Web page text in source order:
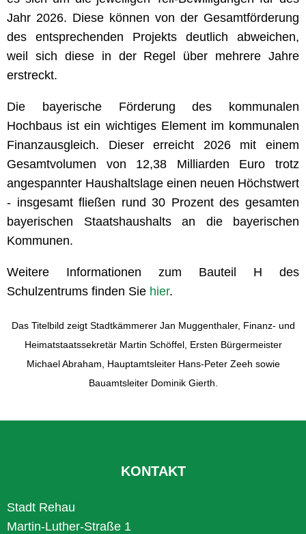
Jahr 2026. Diese können von der Gesamtförderung
des entsprechenden Projekts deutlich abweichen,
weil sich diese in der Regel über mehrere Jahre
erstreckt.
Die bayerische Förderung des kommunalen
Hochbaus ist ein wichtiges Element im kommunalen
Finanzausgleich. Dieser erreicht 2026 mit einem
Gesamtvolumen von 12,38 Milliarden Euro trotz
angespannter Haushaltslage einen neuen Höchstwert
- insgesamt fließen rund 30 Prozent des gesamten
bayerischen Staatshaushalts an die bayerischen
Kommunen.
Weitere Informationen zum Bauteil H des
Schulzentrums finden Sie hier.
Das Titelbild zeigt Stadtkämmerer Jan Muggenthaler, Finanz- und
Heimatstaatssekretär Martin Schöffel, Ersten Bürgermeister
Michael Abraham, Hauptamtsleiter Hans-Peter Zeeh sowie
Bauamtsleiter Dominik Gierth.
KONTAKT
Stadt Rehau
Martin-Luther-Straße 1